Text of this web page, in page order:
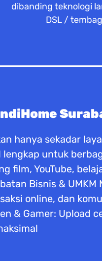
dibanding teknologi
DSL /
hanya sekadar
untuk
film, YouTube,
Bisnis & UMKM
online, dan
& Gamer: Upload